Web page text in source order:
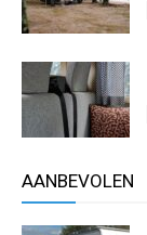
AANBEVOLEN